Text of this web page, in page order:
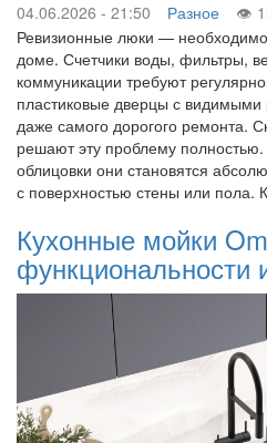
04.06.2026 - 21:50 Разное
Ревизионные люки —
доме. Счетчики воды, фильтры,
коммуникации требуют
пластиковые дверцы с
даже самого дорогого ремонта.
решают эту проблему полностью.
облицовки они становятся
с поверхностью стены или пола.
Кухонные мойки
функциональности